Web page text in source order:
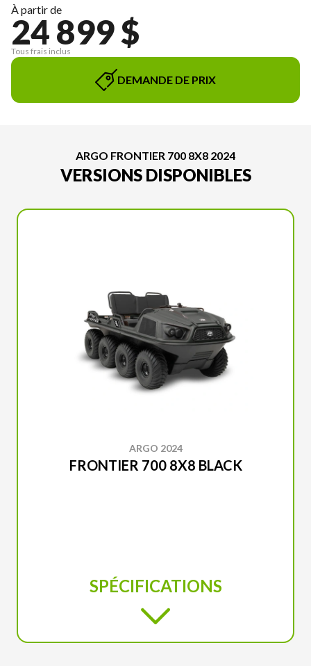
À partir de
24 899 $
Tous frais inclus
DEMANDE DE PRIX
ARGO FRONTIER 700 8X8 2024
VERSIONS DISPONIBLES
ARGO 2024
FRONTIER 700 8X8 BLACK
SPÉCIFICATIONS